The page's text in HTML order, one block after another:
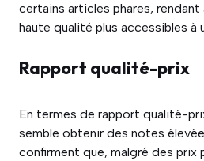
certains articles phares,
haute qualité plus accessibles à
Rapport qualité-prix
En termes de rapport qualité-
semble obtenir des notes
confirment que, malgré des prix